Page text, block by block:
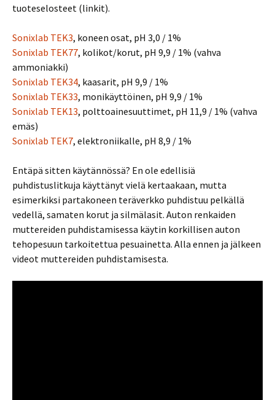
tuoteselosteet (linkit).
Sonixlab TEK3, koneen osat, pH 3,0 / 1%
Sonixlab TEK77, kolikot/korut, pH 9,9 / 1% (vahva
ammoniakki)
Sonixlab TEK34, kaasarit, pH 9,9 / 1%
Sonixlab TEK33, monikäyttöinen, pH 9,9 / 1%
Sonixlab TEK13, polttoainesuuttimet, pH 11,9 / 1% (vahva
emäs)
Sonixlab TEK7, elektroniikalle, pH 8,9 / 1%
Entäpä sitten käytännössä? En ole edellisiä
puhdistuslitkuja käyttänyt vielä kertaakaan, mutta
esimerkiksi partakoneen teräverkko puhdistuu pelkällä
vedellä, samaten korut ja silmälasit. Auton renkaiden
muttereiden puhdistamisessa käytin korkillisen auton
tehopesuun tarkoitettua pesuainetta. Alla ennen ja jälkeen
videot muttereiden puhdistamisesta.